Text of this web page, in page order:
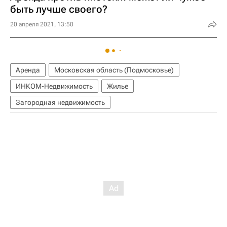
быть лучше своего?
20 апреля 2021, 13:50
Аренда
Московская область (Подмосковье)
ИНКОМ-Недвижимость
Жилье
Загородная недвижимость